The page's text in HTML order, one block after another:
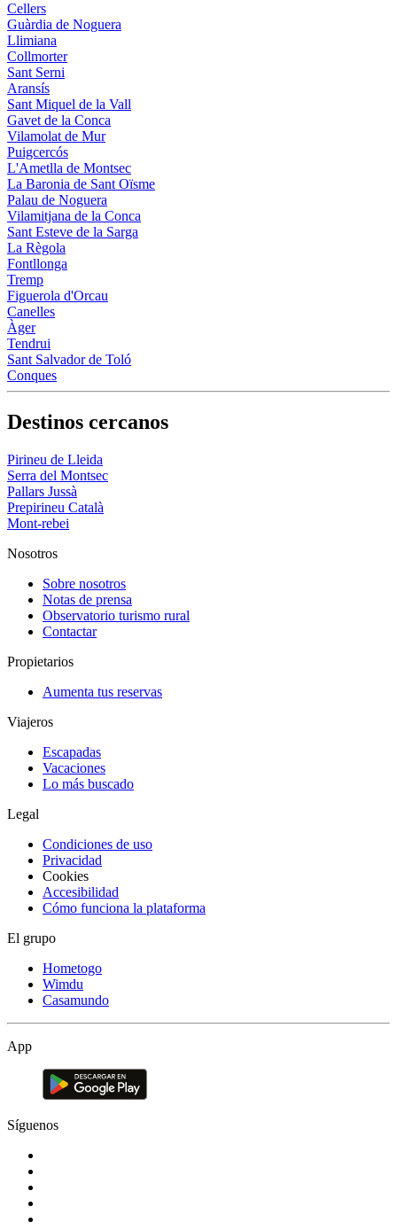
Cellers
Guàrdia de Noguera
Llimiana
Collmorter
Sant Serni
Aransís
Sant Miquel de la Vall
Gavet de la Conca
Vilamolat de Mur
Puigcercós
L'Ametlla de Montsec
La Baronia de Sant Oïsme
Palau de Noguera
Vilamitjana de la Conca
Sant Esteve de la Sarga
La Règola
Fontllonga
Tremp
Figuerola d'Orcau
Canelles
Àger
Tendrui
Sant Salvador de Toló
Conques
Destinos cercanos
Pirineu de Lleida
Serra del Montsec
Pallars Jussà
Prepirineu Català
Mont-rebei
Nosotros
Sobre nosotros
Notas de prensa
Observatorio turismo rural
Contactar
Propietarios
Aumenta tus reservas
Viajeros
Escapadas
Vacaciones
Lo más buscado
Legal
Condiciones de uso
Privacidad
Cookies
Accesibilidad
Cómo funciona la plataforma
El grupo
Hometogo
Wimdu
Casamundo
App
Síguenos